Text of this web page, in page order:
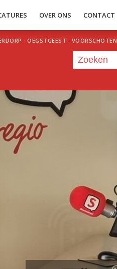
OVER ONS CONTACT
· OEGSTGEEST · VOORSCHOTEN